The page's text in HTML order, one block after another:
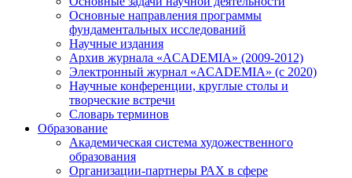
Основные направления программы
фундаментальных исследований
Научные издания
Архив журнала «ACADEMIA» (2009-2012)
Электронный журнал «ACADEMIA» (с 2020)
Научные конференции, круглые столы и
творческие встречи
Словарь терминов
Образование
Академическая система художественного
образования
Организации-партнеры РАХ в сфере